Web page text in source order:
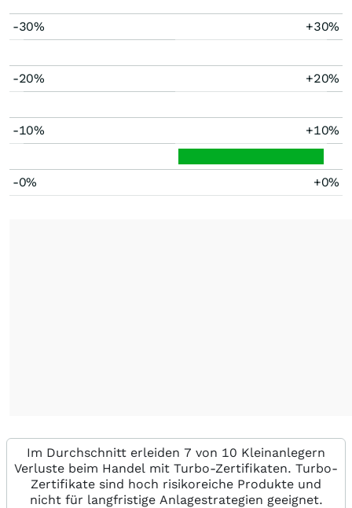
-30% +30%
-20% +20%
-10% +10%
-0% +0%
Im Durchschnitt erleiden 7 von 10 Kleinanlegern
Verluste beim Handel mit Turbo-Zertifikaten. Turbo-
Zertifikate sind hoch risikoreiche Produkte und
nicht für langfristige Anlagestrategien geeignet.